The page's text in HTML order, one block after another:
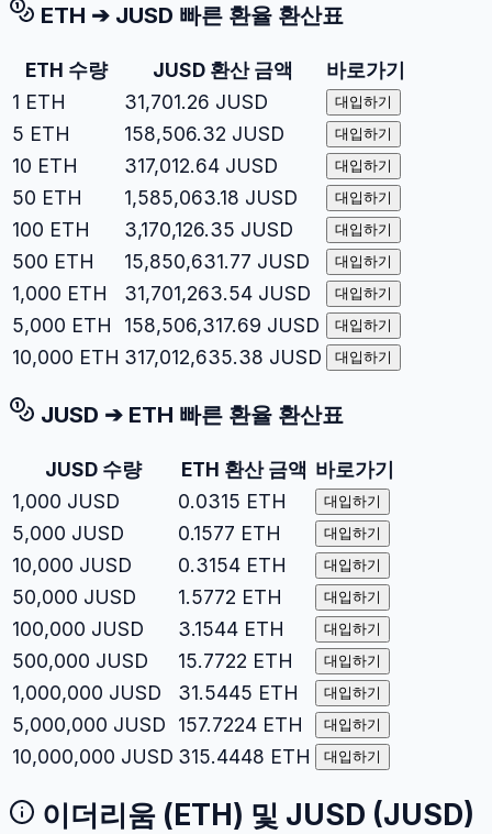
ETH ➔ JUSD 빠른 환율 환산표
ETH 수량 JUSD 환산 금액
바로가기
1 ETH 31,701.26 JUSD 대입하기
5 ETH 158,506.32 JUSD 대입하기
10 ETH 317,012.64 JUSD 대입하기
50 ETH 1,585,063.18 JUSD 대입하기
100 ETH 3,170,126.35 JUSD 대입하기
500 ETH 15,850,631.77 JUSD 대입하기
1,000 ETH 31,701,263.54 JUSD 대입하기
5,000 ETH 158,506,317.69 JUSD 대입하기
10,000 ETH 317,012,635.38 JUSD 대입하기
JUSD ➔ ETH 빠른 환율 환산표
JUSD수량 ETH 환산 금액 바로가기
1,000 JUSD 0.0315 ETH 대입하기
5,000 JUSD 0.1577 ETH 대입하기
10,000 JUSD 0.3154 ETH 대입하기
50,000 JUSD 1.5772 ETH 대입하기
100,000 JUSD 3.1544 ETH 대입하기
500,000 JUSD 15.7722 ETH 대입하기
1,000,000 JUSD 31.5445 ETH 대입하기
5,000,000 JUSD 157.7224 ETH 대입하기
10,000,000 JUSD 315.4448 ETH 대입하기
이더리움 ( ETH ) 및 JUSD (JUSD)